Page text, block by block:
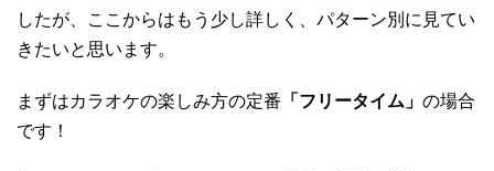
したが、ここからはもう少し詳しく、パターン別に見てい
きたいと思います。
まずはカラオケの楽しみ方の定番 「フリータイム」 の場合
です！